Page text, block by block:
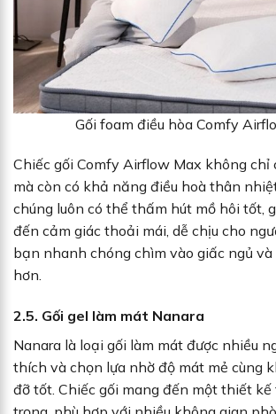
Gối foam điều hòa Comfy
Chiếc gối Comfy Airflow Max không chỉ
mà còn có khả năng điều hoà thân
chúng luôn có thể thấm hút mồ hôi tốt,
đến cảm giác thoải mái, dễ chịu cho
bạn nhanh chóng chìm vào giấc ngủ và
hơn.
2.5. Gối gel làm mát Nanara
Nanara là loại gối làm mát được nhiều
thích và chọn lựa nhờ độ mát mẻ cùng
đỡ tốt. Chiếc gối mang đến một thiết kế